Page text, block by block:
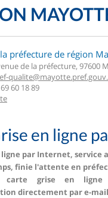
préfecture de région
de la préfecture, 97600
60 18 89
en ligne
ligne par Internet, service
finie l'attente en
carte grise en ligne
directement par e-